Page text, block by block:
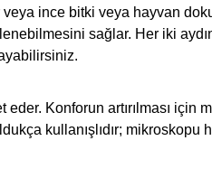
veya ince bitki veya hayvan
sağlar. Her iki
Konforun artırılması
kullanışlıdır; mikroskopu